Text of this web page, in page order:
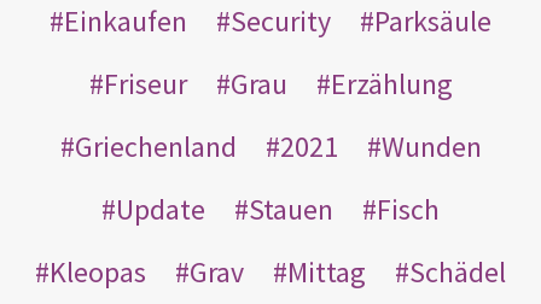
Einkaufen
Security
Parksäule
Friseur
Grau
Erzählung
Griechenland
2021
Wunden
Update
Stauen
Fisch
Kleopas
Grav Mittag Schädel